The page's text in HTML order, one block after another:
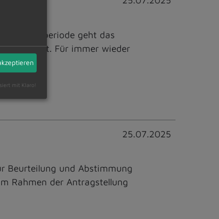
Wahlperiode geht das
hat. Für immer wieder
25.07.2025
Beurteilung und Abstimmung
Rahmen der Antragstellung
mit Klaro!